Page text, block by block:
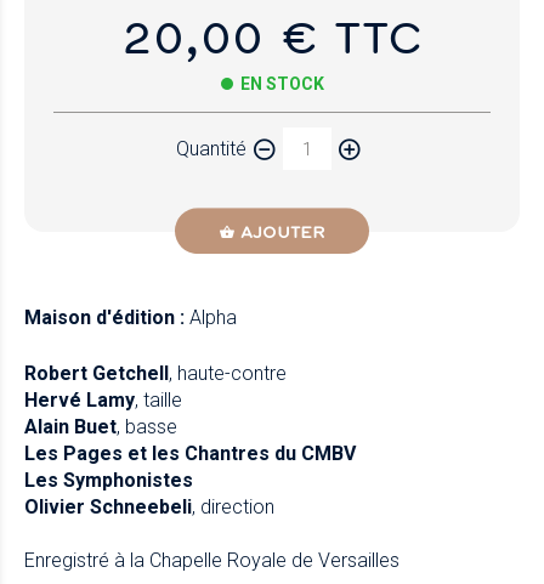
20,00 € TTC
EN STOCK
Quantité
AJOUTER
Maison d'édition : Alpha
Robert Getchell, haute-contre
Hervé Lamy, taille
Alain Buet, basse
Les Pages et les Chantres du CMBV
Les Symphonistes
Olivier Schneebeli, direction
Enregistré à la Chapelle Royale de Versailles